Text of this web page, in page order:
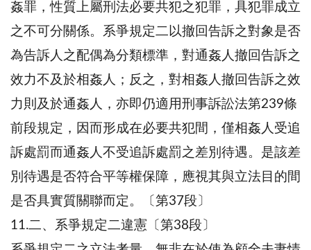
姦罪，性質上屬刑法必要共犯之犯罪，具犯罪成立
之不可分關係。系爭規定二以撤回告訴之對象是否
為告訴人之配偶為分類標準，對通姦人撤回告訴之
效力不及於相姦人；反之，對相姦人撤回告訴之效
力則及於通姦人，亦即仍適用刑事訴訟法第239條
前段規定，因而形成在必要共犯間，僅相姦人受追
訴處罰而通姦人不受追訴處罰之差別待遇。是該差
別待遇是否符合平等權保障，應視其與立法目的間
是否具實質關聯而定。〔第37段〕
11.二、系爭規定二違憲〔第38段〕